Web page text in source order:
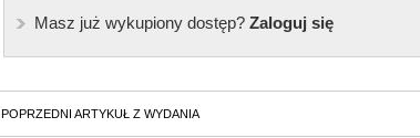
Masz już wykupiony dostęp?Zaloguj się
POPRZEDNI ARTYKUŁ Z WYDANIA